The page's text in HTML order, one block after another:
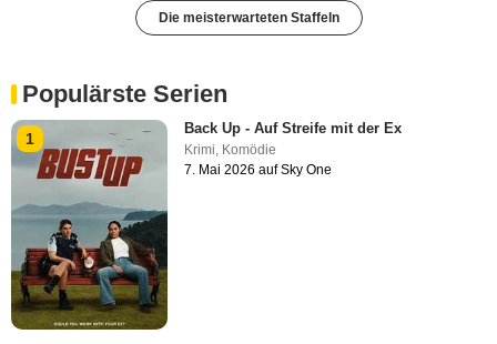
Die meisterwarteten Staffeln
Populärste Serien
1
Back Up - Auf Streife mit der Ex
Krimi, Komödie
7. Mai 2026 auf Sky One